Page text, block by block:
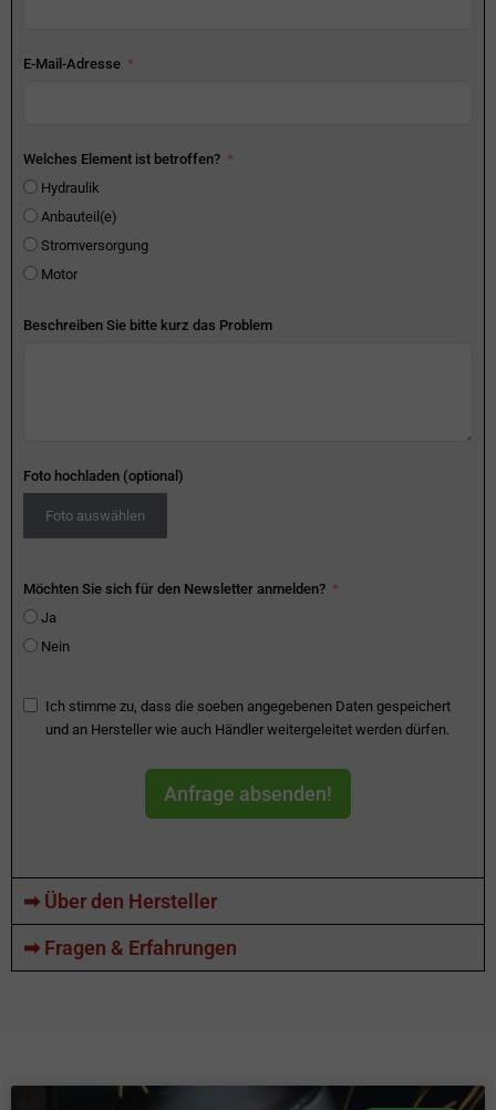
E-Mail-Adresse
Welches Element ist betroffen?
Hydraulik
Anbauteil(e)
Stromversorgung
Motor
Beschreiben Sie bitte kurz das Problem
Foto hochladen (optional)
Foto auswählen
Möchten Sie sich für den Newsletter anmelden?
Ja
Nein
Ich stimme zu, dass die soeben angegebenen Daten gespeichert
und an Hersteller wie auch Händler weitergeleitet werden dürfen.
Anfrage absenden!
➡ Über den Hersteller
➡ Fragen & Erfahrungen